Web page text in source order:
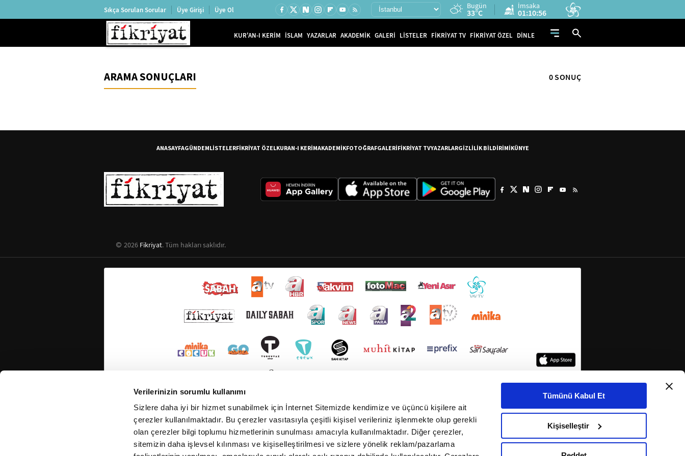
Verilerinizin sorumlu kullanımı
Sizlere daha iyi bir hizmet sunabilmek için İnternet Sitemizde kendimize ve üçüncü kişilere ait
çerezler kullanılmaktadır. Bu çerezler vasıtasıyla çeşitli kişisel verileriniz işlenmekte olup gerekli
olan çerezler bilgi toplumu hizmetlerinin sunulması amacıyla kullanılmaktadır. Diğer çerezler,
sitemizin daha işlevsel kılınması ve kişiselleştirilmesi ve sizlere yönelik reklam/pazarlama
Tümünü Kabul Et
Kişiselleştir
Sıkça Sorulan Sorular Üye Girişi Üye Ol Bugün
33°C
İmsaka
01:10:56
KUR'AN-I KERİM İSLAM YAZARLAR AKADEMİK GALERİ LİSTELER FİKRİYAT TV FİKRİYAT ÖZEL DİNLE
ARAMA SONUÇLARI 0 SONUÇ
ANASAYFAGÜNDEMLİSTELERFİKRİYAT ÖZELKURAN-I KERİMAKADEMİKFOTOĞRAFGALERİFİKRİYAT TVYAZARLARGİZLİLİK BİLDİRİMİKÜNYE
2026 Fikriyat. Tüm hakları saklıdır.